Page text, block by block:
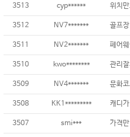
3513 cyp******
3512 NV7*******
3511 NV2*******
3510 kwo********
3509 NV4*******
3508 KK1*********
3507 smi*** 가격